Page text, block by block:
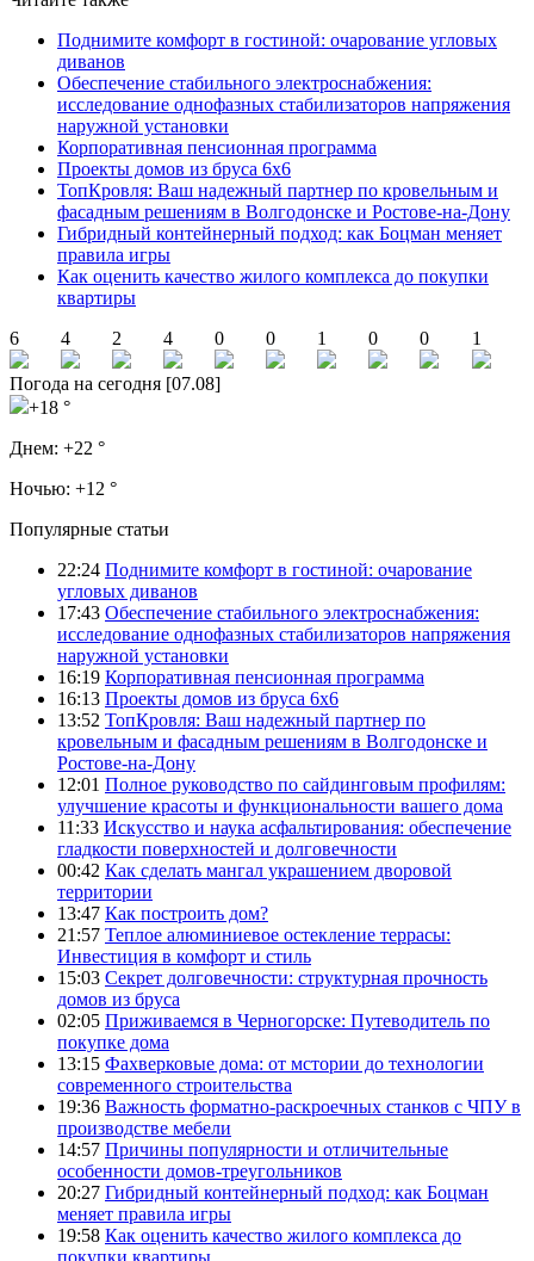
Поднимите комфорт в гостиной: очарование угловых
диванов
Обеспечение стабильного электроснабжения:
исследование однофазных стабилизаторов напряжения
наружной установки
Корпоративная пенсионная программа
Проекты домов из бруса 6х6
ТопКровля: Ваш надежный партнер по кровельным и
фасадным решениям в Волгодонске и Ростове-на-Дону
Гибридный контейнерный подход: как Боцман меняет
правила игры
Как оценить качество жилого комплекса до покупки
квартиры
6
4 2 4 0 0 1 0 0 1
Погода на сегодня [07.08]
+18 °
Днем: +22 °
Ночью: +12 °
Популярные статьи
22:24 Поднимите комфорт в гостиной: очарование
угловых диванов
17:43 Обеспечение стабильного электроснабжения:
исследование однофазных стабилизаторов напряжения
наружной установки
16:19 Корпоративная пенсионная программа
16:13 Проекты домов из бруса 6х6
13:52 ТопКровля: Ваш надежный партнер по
кровельным и фасадным решениям в Волгодонске и
Ростове-на-Дону
12:01 Полное руководство по сайдинговым профилям:
улучшение красоты и функциональности вашего дома
11:33 Искусство и наука асфальтирования: обеспечение
гладкости поверхностей и долговечности
00:42 Как сделать мангал украшением дворовой
территории
13:47 Как построить дом?
21:57 Теплое алюминиевое остекление террасы:
Инвестиция в комфорт и стиль
15:03 Секрет долговечности: структурная прочность
домов из бруса
02:05 Приживаемся в Черногорске: Путеводитель по
покупке дома
13:15 Фахверковые дома: от мстории до технологии
современного строительства
19:36 Важность форматно-раскроечных станков с ЧПУ в
производстве мебели
14:57 Причины популярности и отличительные
особенности домов-треугольников
20:27 Гибридный контейнерный подход: как Боцман
меняет правила игры
19:58 Как оценить качество жилого комплекса до
покупки квартиры